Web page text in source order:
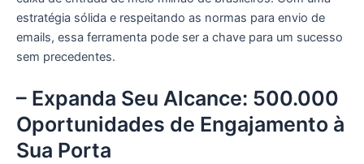
estratégia sólida e respeitando as normas para envio de
emails, essa ferramenta pode ser a chave para um sucesso
sem precedentes.
– Expanda Seu Alcance: 500.000
Oportunidades de Engajamento à
Sua Porta